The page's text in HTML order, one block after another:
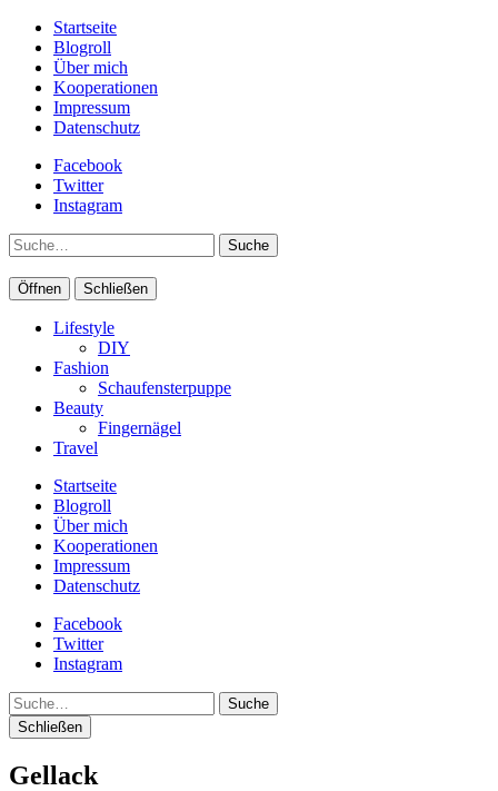
Startseite
Blogroll
Über mich
Kooperationen
Impressum
Datenschutz
Facebook
Twitter
Instagram
Suche
Öffnen Schließen
Lifestyle
DIY
Fashion
Schaufensterpuppe
Beauty
Fingernägel
Travel
Startseite
Blogroll
Über mich
Kooperationen
Impressum
Datenschutz
Facebook
Twitter
Instagram
Suche
Schließen
Gellack